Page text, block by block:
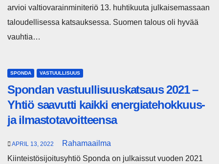
arvioi valtiovarainminiteriö 13. huhtikuuta julkaisemassaan
taloudellisessa katsauksessa. Suomen talous oli hyvää
vauhtia…
SPONDA VASTUULLISUUS
Spondan vastuullisuuskatsaus 2021 –
Yhtiö saavutti kaikki energiatehokkuus-
ja ilmastotavoitteensa
APRIL 13, 2022
Rahamaailma
Kiinteistösijoitusyhtiö Sponda on julkaissut vuoden 2021